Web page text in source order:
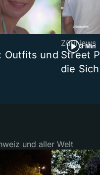
Outfits und
3 Min
ZüriNews
Street
die
und aller Welt